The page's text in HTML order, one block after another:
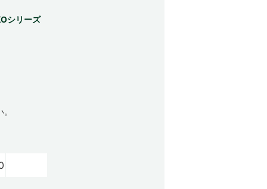
シリーズ